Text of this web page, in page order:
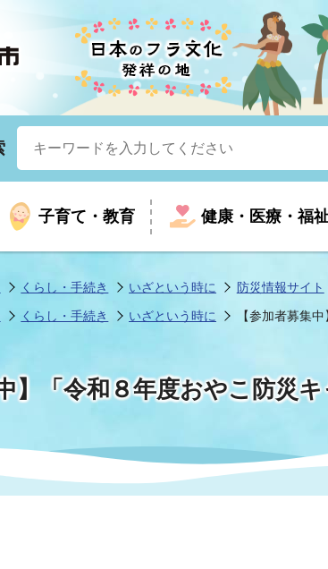
いざという時に
マイナンバー
地域情報
子育て・教育
子育て
健康・医療・福
健康
地域包括ケア(介護予防等)
報
年間イベントの案内
モデルコース
施設関連情報
産業振興
福祉・介護
指定管理者
市長室
広報
行政計画
くらし・手続き いざという時に 防災情報サイト
くらし・手続き いざという時に 【参加者募集
】「令和８年度おやこ防災キ